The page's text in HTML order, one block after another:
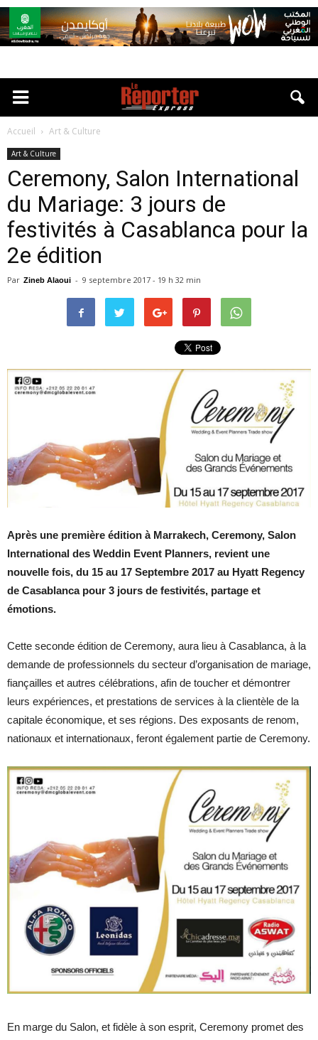
Accueil Art & Culture
Art & Culture
Ceremony, Salon International
du Mariage: 3 jours de
festivités à Casablanca pour la
2e édition
Par Zineb Alaoui - 9 septembre 2017 - 19 h 32 min
Après une première édition à Marrakech, Ceremony, Salon
International des Weddin Event Planners, revient une
nouvelle fois, du 15 au 17 Septembre 2017 au Hyatt Regency
de Casablanca pour 3 jours de festivités, partage et
émotions.
Cette seconde édition de Ceremony, aura lieu à Casablanca, à la
demande de professionnels du secteur d’organisation de mariage,
fiançailles et autres célébrations, afin de toucher et démontrer
leurs expériences, et prestations de services à la clientèle de la
capitale économique, et ses régions. Des exposants de renom,
nationaux et internationaux, feront également partie de Ceremony.
En marge du Salon, et fidèle à son esprit, Ceremony promet des